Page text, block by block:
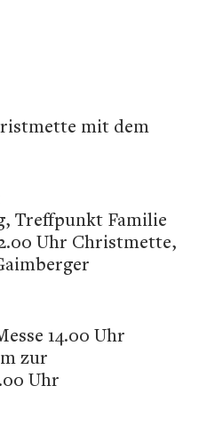
mit dem
Treffpunkt Familie
Uhr Christmette,
14.00 Uhr
zur
Uhr